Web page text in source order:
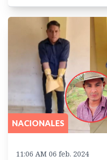
NACIONALES
11:06 AM 06 feb. 2024